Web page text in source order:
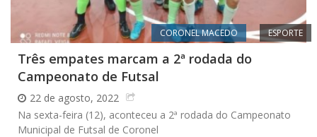
CORONEL MACEDO ESPORTE
Três empates marcam a 2ª rodada do
Campeonato de Futsal
22 de agosto, 2022
Na sexta-feira (12), aconteceu a 2ª rodada do Campeonato
Municipal de Futsal de Coronel